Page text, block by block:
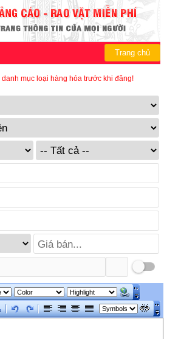
Trang chủ
mục loại hàng hóa trước khi đăng!